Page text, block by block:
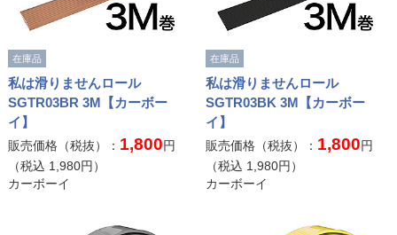
在庫品
私は滑りませんロール
SGTR03BR 3M【カーボー
イ】
販売価格（税抜）： 1,800円
（税込 1,980円）
カーボーイ
在庫品
私は滑りませんロール
SGTR03BK 3M【カーボー
イ】
販売価格（税抜）： 1,800円
（税込 1,980円）
カーボーイ